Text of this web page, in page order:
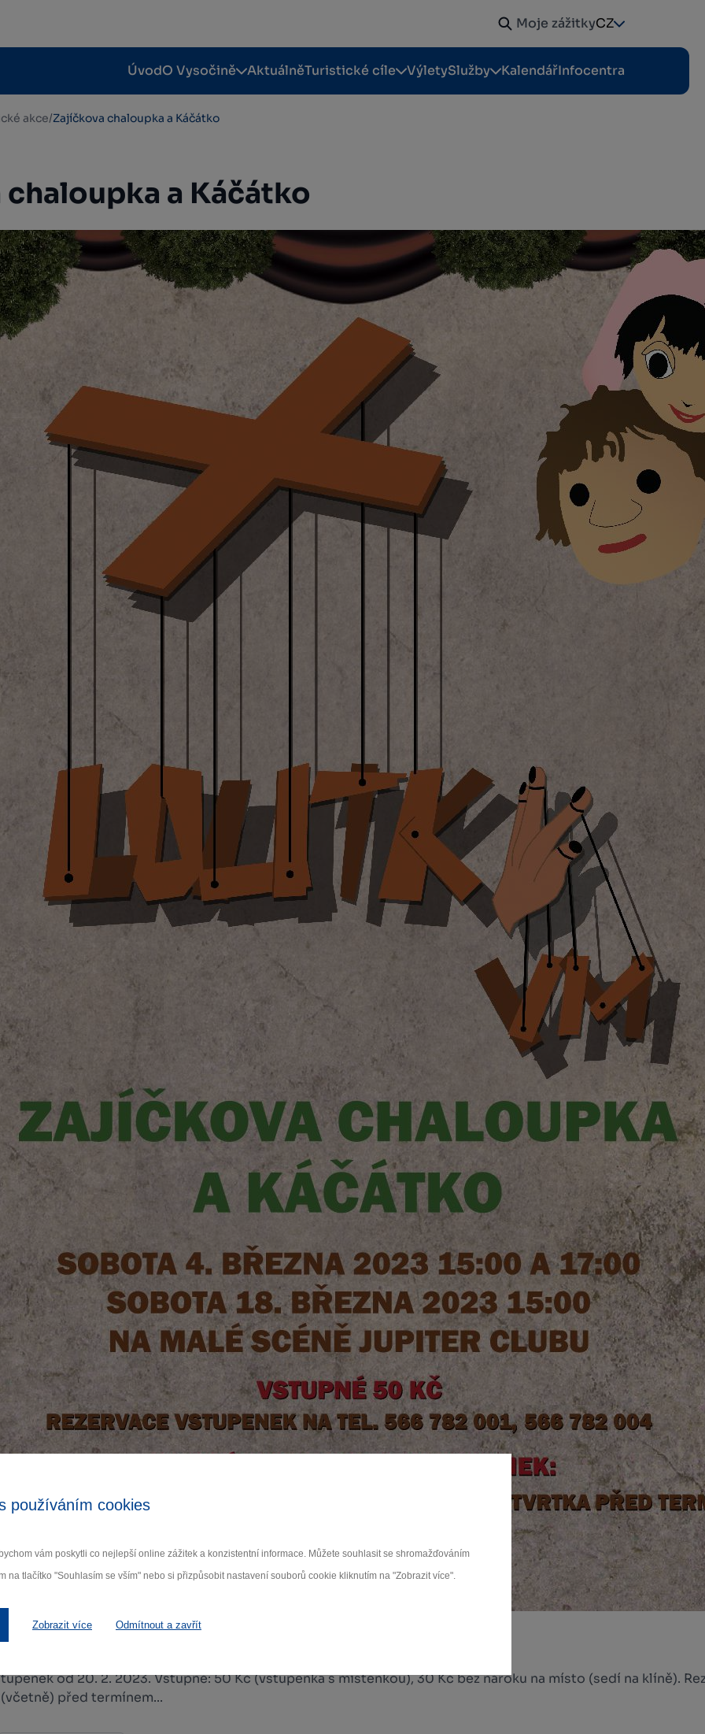
používáním cookies
vám poskytli co nejlepší online zážitek a konzistentní informace. Můžete souhlasit se shromažďováním
na tlačítko "Souhlasím se vším" nebo si přizpůsobit nastavení souborů cookie kliknutím na "Zobrazit více".
Zobrazit více Odmítnout a zavřít
Moje zážitkyCZ
ÚvodO Vysočině AktuálněTuristické cíle VýletySlužby KalendářInfocentra
akce/Zajíčkova chaloupka a Káčátko
a Káčátko
s loutkami - javajky. Pohádky pro děti a rodiče.
od 20. 2. 2023. Vstupné: 50 Kč (vstupenka s místenkou), 30 Kč bez nároku na místo (sedí na klíně).
před termínem...